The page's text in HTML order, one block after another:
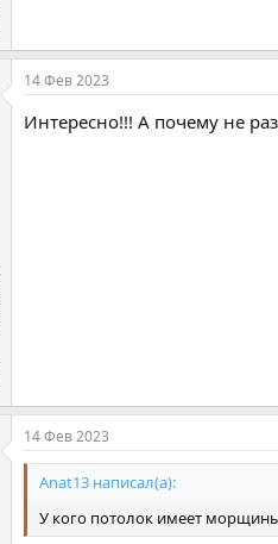
14 Фев 2023
Интересно!!! А почему не
14 Фев 2023
Anat13 написал(а):
У кого потолок имеет